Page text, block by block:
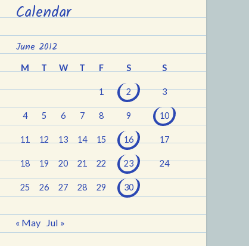
Calendar
June 2012
M T W T F S S
1 2 3
4 5 6 7 8 9 10
11 12 13 14 15 16 17
18 19 20 21 22 23 24
25 26 27 28 29 30
« May Jul »